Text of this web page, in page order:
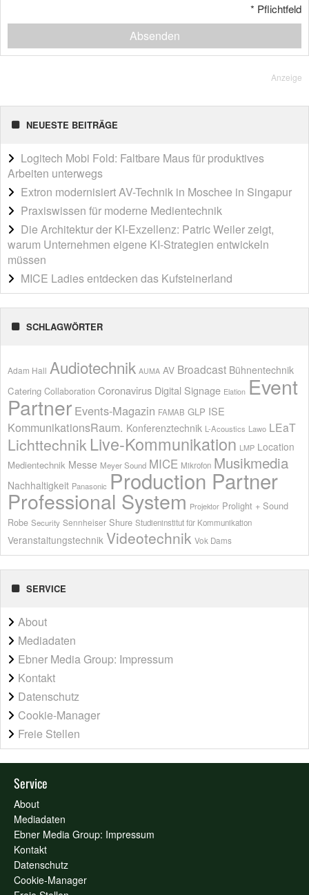
* Pflichtfeld
Absenden
Anzeige
NEUESTE BEITRÄGE
Logitech Mobi Fold: Faltbare Maus für produktives
Arbeiten unterwegs
Extron modernisiert AV-Technik in Moschee in Singapur
Praxiswissen für moderne Medientechnik
Die Architektur der KI-Exzellenz: Patric Weiler zeigt,
warum Unternehmen eigene KI-Strategien entwickeln
müssen
MICE Ladies entdecken das Kufsteinerland
SCHLAGWÖRTER
Adam Hall Audiotechnik AUMA AV Broadcast Bühnentechnik
Catering Collaboration Coronavirus Digital Signage Elation Event
Partner Events-Magazin FAMAB GLP ISE
KommunikationsRaum. Konferenztechnik L-Acoustics Lawo LEaT
Lichttechnik Live-Kommunikation LMP Location
Medientechnik Messe Meyer Sound MICE Mikrofon Musikmedia
Nachhaltigkeit Panasonic Production Partner
Professional System Projektor Prolight + Sound
Robe Security Sennheiser Shure Studieninstitut für Kommunikation
Veranstaltungstechnik Videotechnik Vok Dams
SERVICE
About
Mediadaten
Ebner Media Group: Impressum
Kontakt
Datenschutz
Cookie-Manager
Freie Stellen
Service
About
Mediadaten
Ebner Media Group: Impressum
Kontakt
Datenschutz
Cookie-Manager